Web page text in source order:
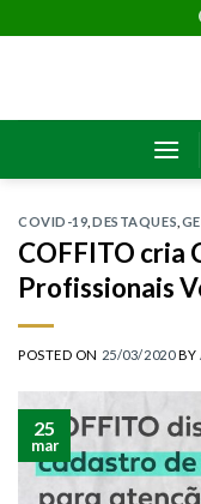
COVID-19 ,DESTAQUES
COFFITO cria
Profissionais
POSTED ON 25/03/2020BY
25
mar